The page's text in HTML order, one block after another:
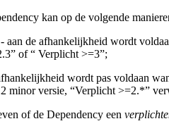
kan op de volgende
- aan de afhankelijkheid wordt
of “ Verplicht >=3”;
wordt pas voldaan
minor versie, “Verplicht >=2.*”
of de Dependency een